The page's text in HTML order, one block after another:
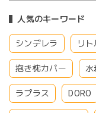
人気のキーワード
シンデレラ リ
抱き枕カバー 水
ラプラス DORO